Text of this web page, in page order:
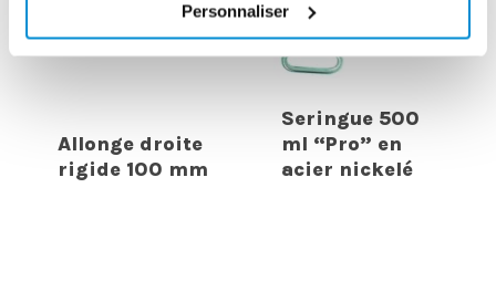
Personnaliser
Allonge droite
rigide 100 mm
Seringue 500
ml “Pro” en
acier nickelé